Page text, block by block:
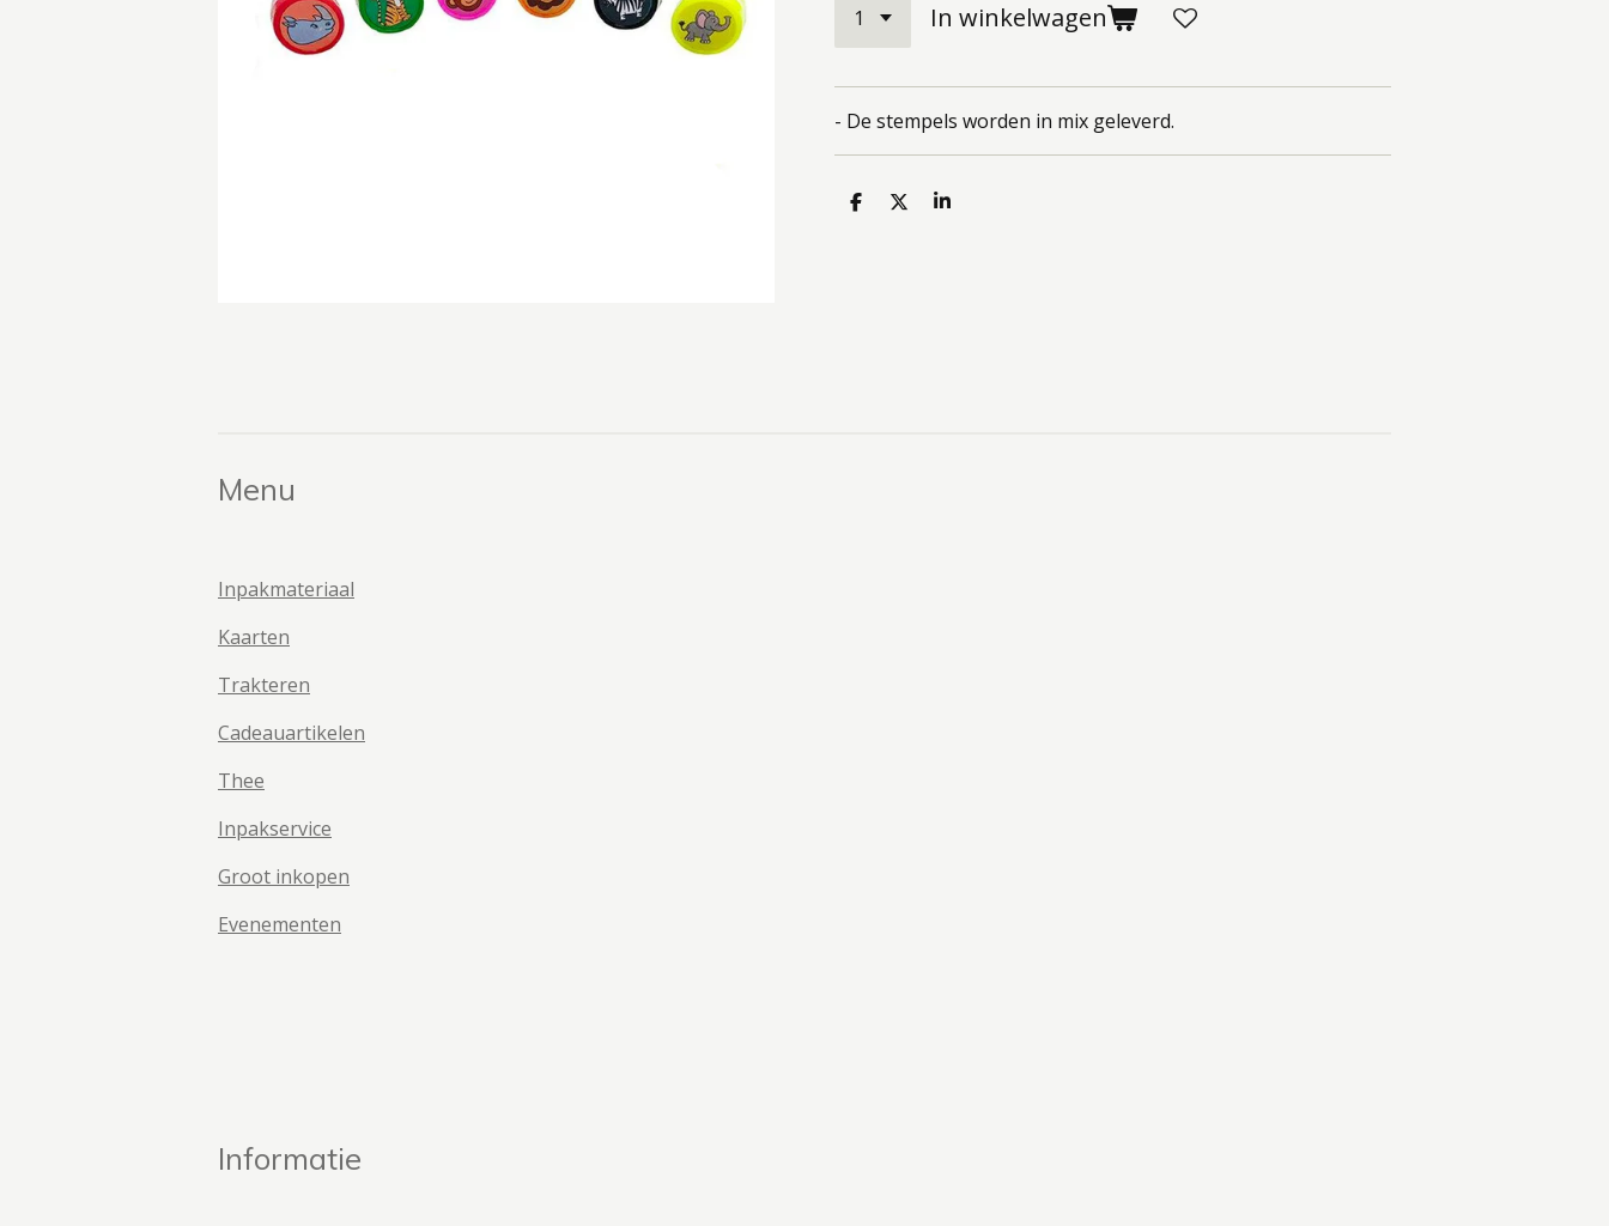
In winkelwagen
- De stempels worden in mix geleverd.
D
D
S
Menu
Inpakmateriaal
Kaarten
Trakteren
Cadeauartikelen
Thee
Inpakservice
Groot inkopen
Evenementen
Informatie